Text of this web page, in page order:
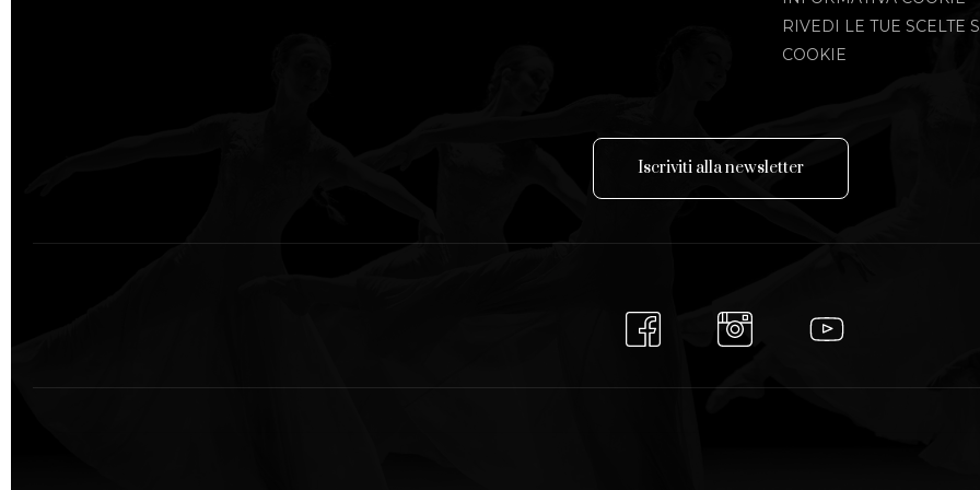
RIVEDI LE TUE SCELTE
COOKIE
Iscriviti allanewsletter